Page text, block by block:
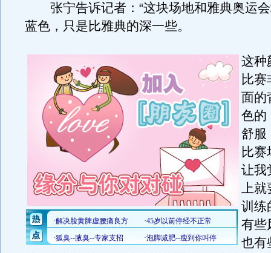
张宁告诉记者：“这块场地和雅典奥运会
蓝色，只是比雅典的深一些。
这种
比
面的
色的
舒服
比
让我
上就
训练
有些
也有